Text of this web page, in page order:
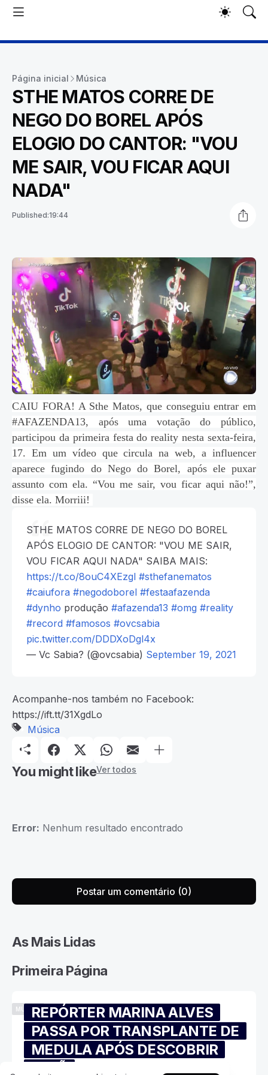
Página inicial Música
STHE MATOS CORRE DE
NEGO DO BOREL APÓS
ELOGIO DO CANTOR: "VOU
ME SAIR, VOU FICAR AQUI
NADA"
Published:19:44
CAIU FORA! A Sthe Matos, que conseguiu entrar em
#AFAZENDA13, após uma votação do público,
participou da primeira festa do reality nesta sexta-feira,
17. Em um vídeo que circula na web, a influencer
aparece fugindo do Nego do Borel, após ele puxar
assunto com ela. “Vou me sair, vou ficar aqui não!”,
disse ela. Morriii!
STHE MATOS CORRE DE NEGO DO BOREL
APÓS ELOGIO DE CANTOR: "VOU ME SAIR,
VOU FICAR AQUI NADA" SAIBA MAIS:
https://t.co/8ouC4XEzgl #sthefanematos
#caiufora #negodoborel #festaafazenda
#dynho produção #afazenda13 #omg #reality
#record #famosos #ovcsabia
pic.twitter.com/DDDXoDgl4x
— Vc Sabia? (@ovcsabia) September 19, 2021
Acompanhe-nos também no Facebook:
https://ift.tt/31XgdLo
Música
You might likeVer todos
Error: Nenhum resultado encontrado
Postar um comentário (0)
As Mais Lidas
Primeira Página
MÚSICAREPÓRTER MARINA ALVES
PASSA POR TRANSPLANTE DE
MEDULA APÓS DESCOBRIR